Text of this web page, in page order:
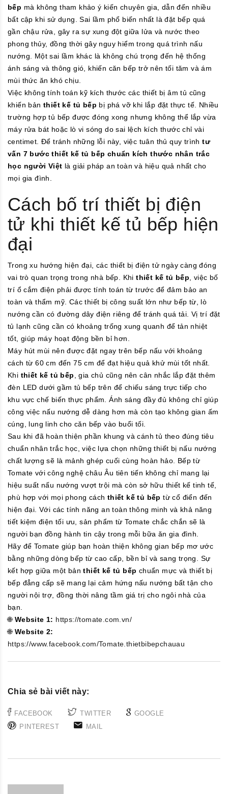
bếp mà không tham khảo ý kiến chuyên gia, dẫn đến nhiều
bất cập khi sử dụng. Sai lầm phổ biến nhất là đặt bếp quá
gần chậu rửa, gây ra sự xung đột giữa lửa và nước theo
phong thủy, đồng thời gây nguy hiểm trong quá trình nấu
nướng. Một sai lầm khác là không chú trọng đến hệ thống
ánh sáng và thông gió, khiến căn bếp trở nên tối tăm và ám
mùi thức ăn khó chịu.
Việc không tính toán kỹ kích thước các thiết bị âm tủ cũng
khiến bảnthiết kế tủ bếp bị phá vỡ khi lắp đặt thực tế. Nhiều
trường hợp tủ bếp được đóng xong nhưng không thể lắp vừa
máy rửa bát hoặc lò vi sóng do sai lệch kích thước chỉ vài
centimet. Để tránh những lỗi này, việc tuân thủ quy trìnhtư
vấn 7 bước thiết kế tủ bếp chuẩn kích thước nhân trắc
học người Việt là giải pháp an toàn và hiệu quả nhất cho
mọi gia đình.
Cách bố trí thiết bị điện
tử khi thiết kế tủ bếp hiện
đại
Trong xu hướng hiện đại, các thiết bị điện tử ngày càng đóng
vai trò quan trọng trong nhà bếp. Khithiết kế tủ bếp, việc bố
trí ổ cắm điện phải được tính toán từ trước để đảm bảo an
toàn và thẩm mỹ. Các thiết bị công suất lớn như bếp từ, lò
nướng cần có đường dây điện riêng để tránh quá tải. Vị trí đặt
tủ lạnh cũng cần có khoảng trống xung quanh để tản nhiệt
tốt, giúp máy hoạt động bền bỉ hơn.
Máy hút mùi nên được đặt ngay trên bếp nấu với khoảng
cách từ 60 cm đến 75 cm để đạt hiệu quả khử mùi tốt nhất.
Khi thiết kế tủ bếp, gia chủ cũng nên cân nhắc lắp đặt thêm
đèn LED dưới gầm tủ bếp trên để chiếu sáng trực tiếp cho
khu vực chế biến thực phẩm. Ánh sáng đầy đủ không chỉ giúp
công việc nấu nướng dễ dàng hơn mà còn tạo không gian ấm
cúng, lung linh cho căn bếp vào buổi tối.
Sau khi đã hoàn thiện phần khung và cánh tủ theo đúng tiêu
chuẩn nhân trắc học, việc lựa chọn những thiết bị nấu nướng
chất lượng sẽ là mảnh ghép cuối cùng hoàn hảo. Bếp từ
Tomate với công nghệ châu Âu tiên tiến không chỉ mang lại
hiệu suất nấu nướng vượt trội mà còn sở hữu thiết kế tinh tế,
phù hợp với mọi phong cách thiết kế tủ bếp từ cổ điển đến
hiện đại. Với các tính năng an toàn thông minh và khả năng
tiết kiệm điện tối ưu, sản phẩm từ Tomate chắc chắn sẽ là
người bạn đồng hành tin cậy trong mỗi bữa ăn gia đình.
Hãy để Tomate giúp bạn hoàn thiện không gian bếp mơ ước
bằng những dòng bếp từ cao cấp, bền bỉ và sang trọng. Sự
kết hợp giữa một bảnthiết kế tủ bếp chuẩn mực và thiết bị
bếp đẳng cấp sẽ mang lại cảm hứng nấu nướng bất tận cho
người nội trợ, đồng thời nâng tầm giá trị cho ngôi nhà của
bạn.
🌐 Website 1: https://tomate.com.vn/
🌐 Website 2:
https://www.facebook.com/Tomate.thietbibepchauau
Chia sẻ bài viết này:
FACEBOOK TWITTER
GOOGLE
PINTEREST
MAIL